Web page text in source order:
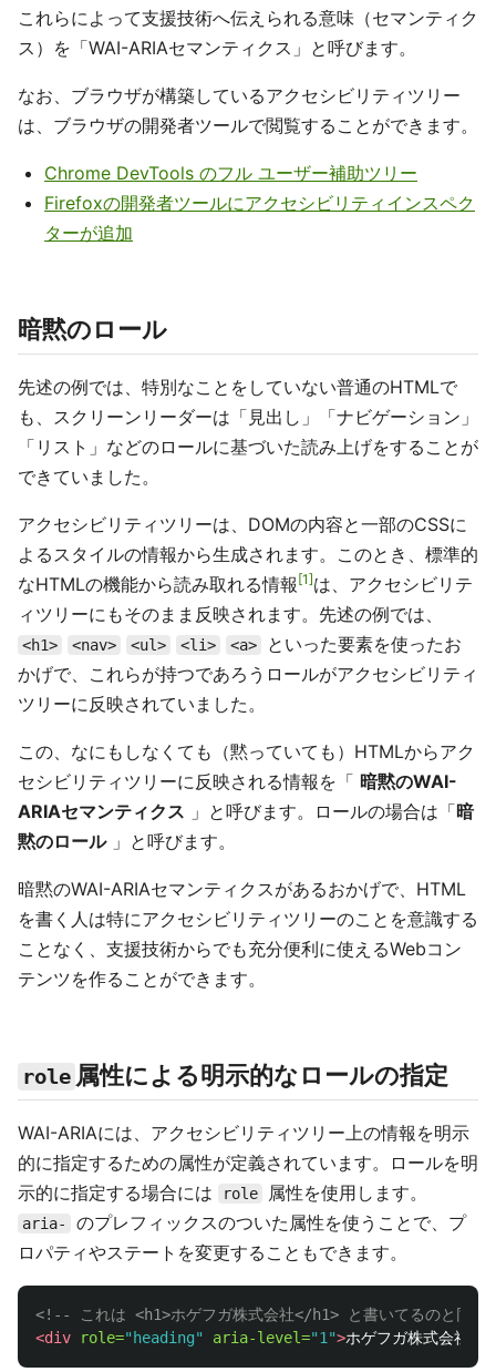
これらによって支援技術へ伝えられる意味（セマンティク
ス）を「WAI-ARIAセマンティクス」と呼びます。
なお、ブラウザが構築しているアクセシビリティツリー
は、ブラウザの開発者ツールで閲覧することができます。
Chrome DevTools のフル ユーザー補助ツリー
Firefoxの開発者ツールにアクセシビリティインスペク
ターが追加
暗黙のロール
先述の例では、特別なことをしていない普通のHTMLで
も、スクリーンリーダーは「見出し」「ナビゲーション」
「リスト」などのロールに基づいた読み上げをすることが
できていました。
アクセシビリティツリーは、DOMの内容と一部のCSSに
よるスタイルの情報から生成されます。このとき、標準的
なHTMLの機能から読み取れる情報 1 は、アクセシビリテ
ィツリーにもそのまま反映されます。先述の例では、
<h1> <nav> <ul> <li> <a>
といった要素を使ったお
かげで、これらが持つであろうロールがアクセシビリティ
ツリーに反映されていました。
この、なにもしなくても（黙っていても）HTMLからアク
セシビリティツリーに反映される情報を「 暗黙のWAI-
ARIAセマンティクス 」と呼びます。ロールの場合は「暗
黙のロール」と呼びます。
暗黙のWAI-ARIAセマンティクスがあるおかげで、HTML
を書く人は特にアクセシビリティツリーのことを意識する
ことなく、支援技術からでも充分便利に使えるWebコン
テンツを作ることができます。
role 属性による明示的なロールの指定
WAI-ARIAには、アクセシビリティツリー上の情報を明示
的に指定するための属性が定義されています。ロールを明
示的に指定する場合には
role 属性を使用します。
aria-
のプレフィックスのついた属性を使うことで、プ
ロパティやステートを変更することもできます。
<!-- これは <h1>ホゲフガ株式会社</h1> と書いてるのと同
<div
role="heading" aria-level="1">ホゲフガ株式会社